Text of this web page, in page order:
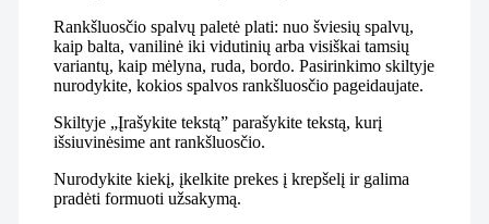
Rankšluosčio spalvų paletė plati: nuo šviesių spalvų,
kaip balta, vanilinė iki vidutinių arba visiškai tamsių
variantų, kaip mėlyna, ruda, bordo. Pasirinkimo skiltyje
nurodykite, kokios spalvos rankšluosčio pageidaujate.
Skiltyje „Įrašykite tekstą” parašykite tekstą, kurį
išsiuvinėsime ant rankšluosčio.
Nurodykite kiekį, įkelkite prekes į krepšelį ir galima
pradėti formuoti užsakymą.